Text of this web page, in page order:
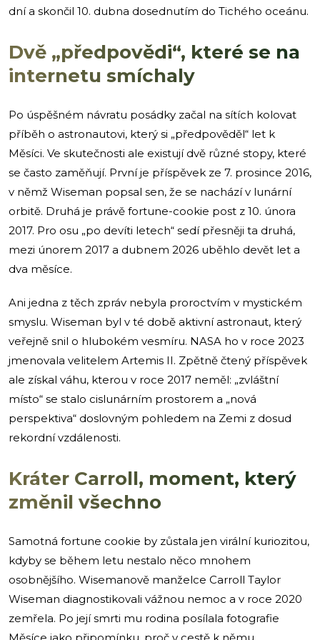
dní a skončil 10. dubna dosednutím do Tichého oceánu.
Dvě „předpovědi“, které se na
internetu smíchaly
Po úspěšném návratu posádky začal na sítích kolovat
příběh o astronautovi, který si „předpověděl“ let k
Měsíci. Ve skutečnosti ale existují dvě různé stopy, které
se často zaměňují. První je příspěvek ze 7. prosince 2016,
v němž Wiseman popsal sen, že se nachází v lunární
orbitě. Druhá je právě fortune-cookie post z 10. února
2017. Pro osu „po devíti letech“ sedí přesněji ta druhá,
mezi únorem 2017 a dubnem 2026 uběhlo devět let a
dva měsíce.
Ani jedna z těch zpráv nebyla proroctvím v mystickém
smyslu. Wiseman byl v té době aktivní astronaut, který
veřejně snil o hlubokém vesmíru. NASA ho v roce 2023
jmenovala velitelem Artemis II. Zpětně čtený příspěvek
ale získal váhu, kterou v roce 2017 neměl: „zvláštní
místo“ se stalo cislunárním prostorem a „nová
perspektiva“ doslovným pohledem na Zemi z dosud
rekordní vzdálenosti.
Kráter Carroll, moment, který
změnil všechno
Samotná fortune cookie by zůstala jen virální kuriozitou,
kdyby se během letu nestalo něco mnohem
osobnějšího. Wisemanově manželce Carroll Taylor
Wiseman diagnostikovali vážnou nemoc a v roce 2020
zemřela. Po její smrti mu rodina posílala fotografie